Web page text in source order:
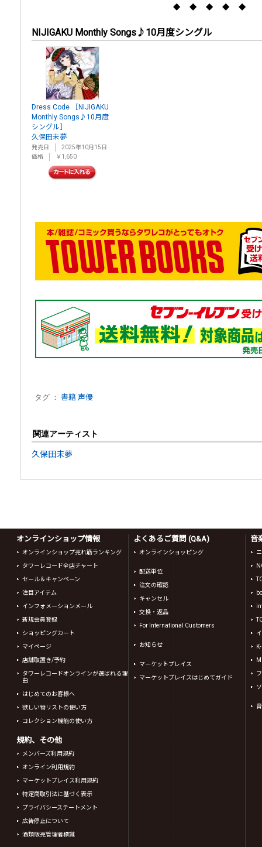
◆ ◆ ◆ ◆ ◆
NIJIGAKU Monthly Songs♪10月度シングル
Dress Code ［NIJIGAKU
Monthly Songs♪10月度
シングル］
久保田未夢
発売日
2025年10月15日
価格
￥1,650
タグ ： 書籍 声優
関連アーティスト
久保田未夢
オンラインショップ情報
オンラインショップ売れ筋ランキング
タワーレコード全店チャート
セール＆キャンペーン
注目アイテム
インフォメーションメール
新規会員登録
ショッピングカート
マイページ
店舗取置き/予約
タワーレコードオンラインが選ばれる理
由
はじめてのお客様へ
欲しい物リストの使い方
コレクション機能の使い方
規約、その他
メンバーズ利用規約
オンライン利用規約
マーケットプレイス利用規約
特定商取引法に基づく表示
プライバシーステートメント
広告停止について
酒類販売管理者標識
よくあるご質問 (Q&A)
オンラインショッピング
配送単位
注文の確認
キャンセル
交換・返品
For International Customers
お知らせ
マーケットプレイス
マーケットプレイスはじめてガイド
音